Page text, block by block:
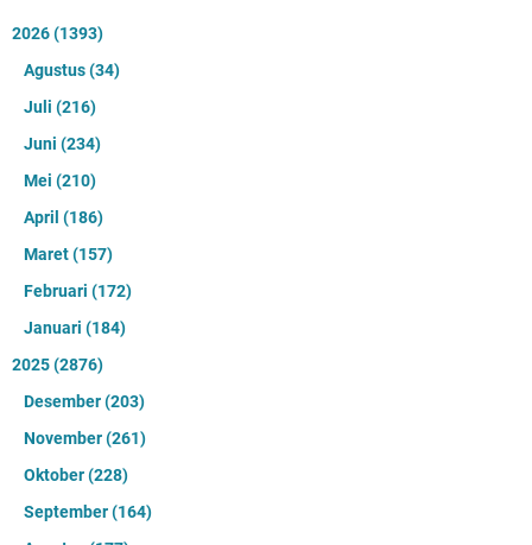
2026(1393)
Agustus(34)
Juli (216)
Juni (234)
Mei (210)
April (186)
Maret(157)
Februari (172)
Januari (184)
2025(2876)
Desember(203)
November(261)
Oktober(228)
September(164)